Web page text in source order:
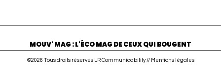
MOUV' MAG : L'ÉCO MAG DE CEUX QUI BOUGENT
©2026 Tous droits réservés LR Communicability // Mentions légales